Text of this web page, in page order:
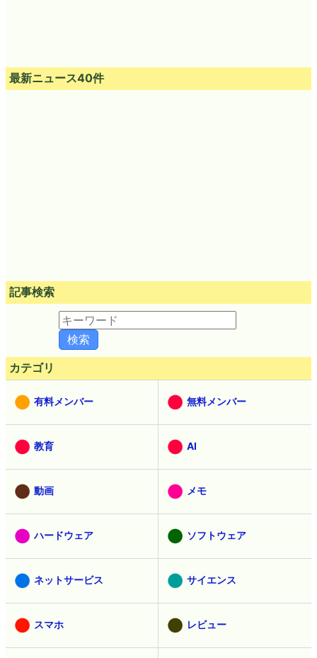
最新ニュース40件
記事検索
カテゴリ
有料メンバー 無料メンバー
教育 AI
動画 メモ
ハードウェア ソフトウェア
ネットサービス サイエンス
スマホ レビュー